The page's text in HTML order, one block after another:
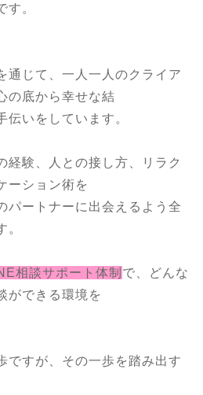
す。
通じて、一人一人のクライア
の底から幸せな結
伝いをしています。
経験、人との接し方、リラク
ーション術を
パートナーに出会えるよう全
。
相談サポート体制 で、どんな
ができる環境を
ですが、その一歩を踏み出す